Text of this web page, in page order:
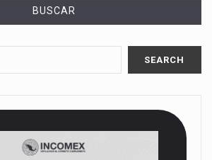
BUSCAR